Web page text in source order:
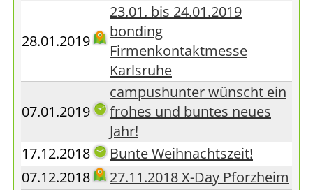
28.01.2019
23.01. bis 24.01.2019
bonding
Firmenkontaktmesse
Karlsruhe
07.01.2019
campushunter wünscht ein
frohes und buntes neues
Jahr!
17.12.2018
Bunte Weihnachtszeit!
07.12.2018
27.11.2018 X-Day Pforzheim